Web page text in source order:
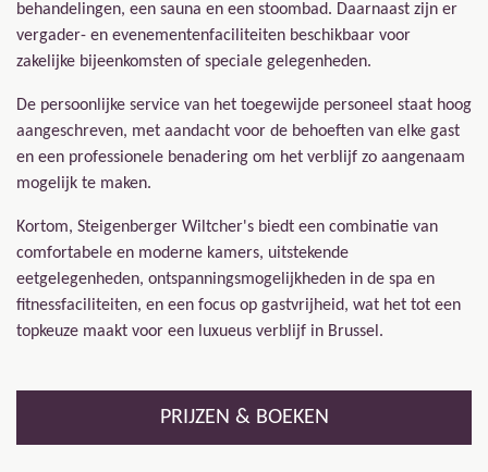
behandelingen, een sauna en een stoombad. Daarnaast zijn er
vergader- en evenementenfaciliteiten beschikbaar voor
zakelijke bijeenkomsten of speciale gelegenheden.
De persoonlijke service van het toegewijde personeel staat hoog
aangeschreven, met aandacht voor de behoeften van elke gast
en een professionele benadering om het verblijf zo aangenaam
mogelijk te maken.
Kortom, Steigenberger Wiltcher's biedt een combinatie van
comfortabele en moderne kamers, uitstekende
eetgelegenheden, ontspanningsmogelijkheden in de spa en
fitnessfaciliteiten, en een focus op gastvrijheid, wat het tot een
topkeuze maakt voor een luxueus verblijf in Brussel.
PRIJZEN & BOEKEN